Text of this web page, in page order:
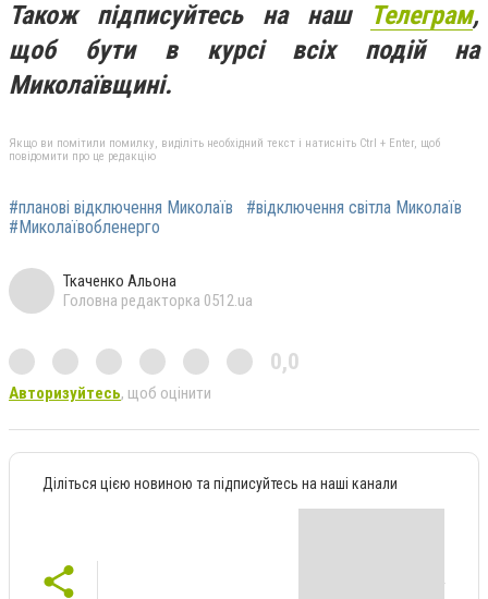
Також підписуйтесь на наш
Телеграм,
щоб бути в курсі всіх подій на
Миколаївщині.
Якщо ви помітили помилку, виділіть необхідний текст і натисніть Ctrl + Enter, щоб
повідомити про це редакцію
#планові відключення Миколаїв
#відключення світла Миколаїв
#Миколаївобленерго
Ткаченко Альона
Головна редакторка 0512.ua
0,0
Авторизуйтесь, щоб оцінити
Діліться цією новиною та підписуйтесь на наші канали